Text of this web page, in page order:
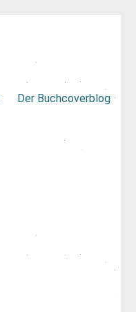
Der Buchcoverblog